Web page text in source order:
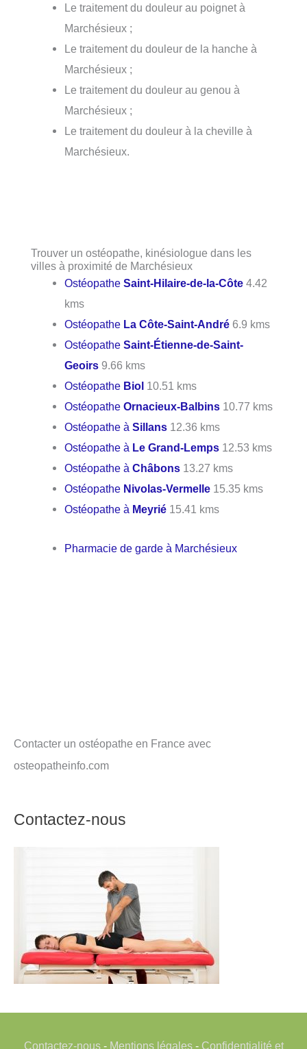
Le traitement du douleur au poignet à
Marchésieux ;
Le traitement du douleur de la hanche à
Marchésieux ;
Le traitement du douleur au genou à
Marchésieux ;
Le traitement du douleur à la cheville à
Marchésieux.
Trouver un ostéopathe, kinésiologue dans les
villes à proximité de Marchésieux
OstéopatheSaint-Hilaire-de-la-Côte 4.42
kms
Ostéopathe La Côte-Saint-André 6.9 kms
OstéopatheSaint-Étienne-de-Saint-
Geoirs 9.66 kms
Ostéopathe Biol 10.51 kms
OstéopatheOrnacieux-Balbins 10.77 kms
Ostéopathe àSillans 12.36 kms
Ostéopathe à Le Grand-Lemps 12.53 kms
Ostéopathe àChâbons 13.27 kms
Ostéopathe Nivolas-Vermelle 15.35 kms
Ostéopathe à Meyrié 15.41 kms
Pharmacie de garde à Marchésieux
Contacter un ostéopathe en France avec
osteopatheinfo.com
Contactez-nous
Contactez-nous- Mentions légales- Confidentialité et